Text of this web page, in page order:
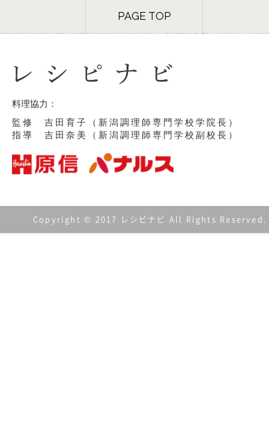
PAGE TOP
料理協力：
監修 吉田育子（新潟調理師専門学校学院長）
指導 吉田奈美（新潟調理師専門学校副校長）
Copyright © 2017 レシピナビ All Rights Reserved.